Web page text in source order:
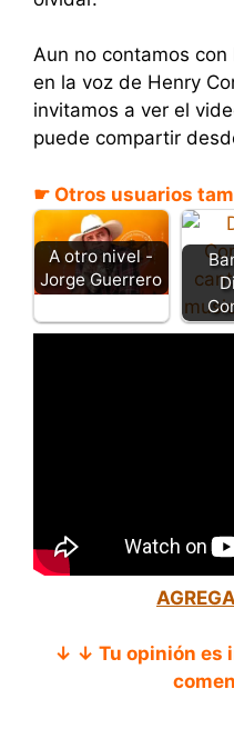
Aun no contamos
en la voz de Henry
invitamos a ver el
puede compartir
☛ Otros usuarios
A otro nivel -
Jorge Guerrero
↓ ↓ Tu opinión es